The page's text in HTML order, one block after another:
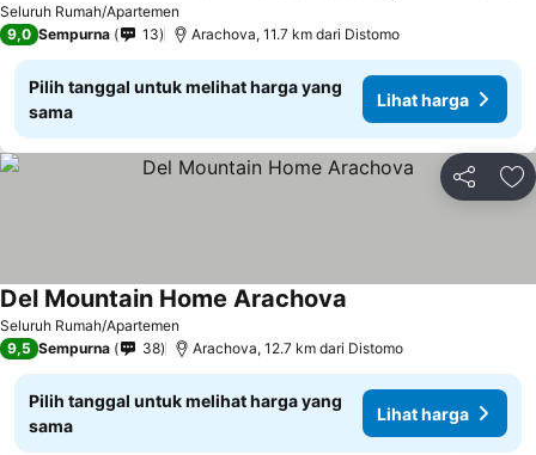
Seluruh Rumah/Apartemen
9,0 Sempurna 13 Arachova, 11.7 km dari Distomo
Pilih tanggal untuk melihat harga yang
sama
Lihat harga
Bagikan
Seluruh Rumah/Apartemen
Del Mountain Home Arachova
9,5 Sempurna 38 Arachova, 12.7 km dari Distomo
Pilih tanggal untuk melihat harga yang
sama
Lihat harga